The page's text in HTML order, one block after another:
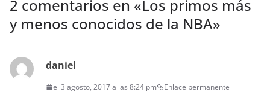
2 comentarios en «Los primos más
y menos conocidos de la NBA»
daniel
el 3 agosto, 2017 a las 8:24 pm Enlace permanente